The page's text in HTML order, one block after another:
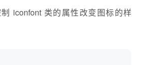
iconfont 类的属性改变图标的样